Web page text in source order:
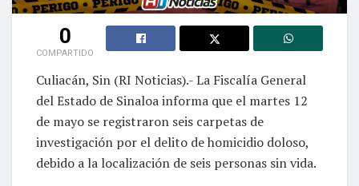
0
COMPARTIDO
Culiacán, Sin (RI Noticias).- La Fiscalía General
del Estado de Sinaloa informa que el martes 12
de mayo se registraron seis carpetas de
investigación por el delito de homicidio doloso,
debido a la localización de seis personas sin vida.